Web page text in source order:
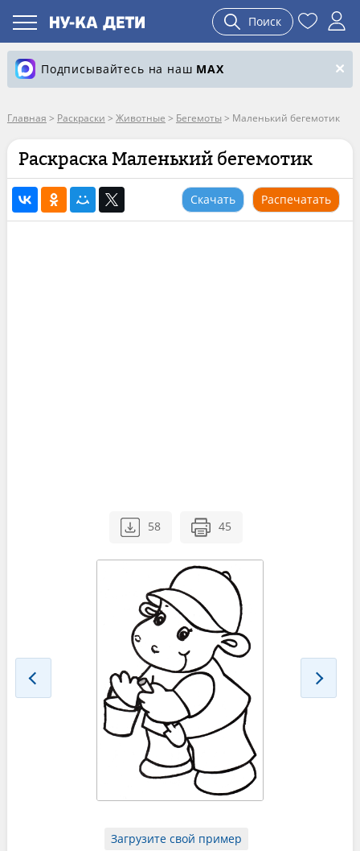
Поиск
Подписывайтесь на наш MAX
Главная > Раскраски > Животные > Бегемоты > Маленький бегемотик
Раскраска Маленький бегемотик
Скачать Распечатать
58 45
Загрузите свой пример